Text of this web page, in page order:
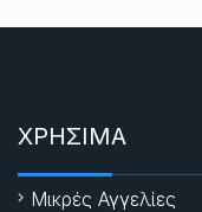
ΧΡΗΣΙΜΑ
Μικρές Αγγελίες